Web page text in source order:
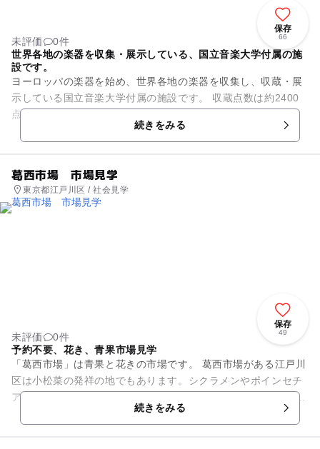
保存
66
未評価
0件
世界各地の楽器を収集・展示している、国立音楽大学付属の施
設です。
ヨーロッパの楽器を始め、世界各地の楽器を収集し、収蔵・展
示している国立音楽大学付属の施設です。 収蔵点数は約2400
点にも及び、その内の約1100点を皆様にご覧戴けます。 本学
続きをみる
葛西市場 市場見学
東京都江戸川区 / 社会見学
保存
49
未評価
0件
予約不要、花き、青果市場見学
「葛西市場」は青果と花きの市場です。 葛西市場がある江戸川
区は小松菜の発祥の地でもあります。シクラメンやポインセチ
アなどの鉢植えも地元の花き園芸農家から入荷します。 個人で
続きをみる